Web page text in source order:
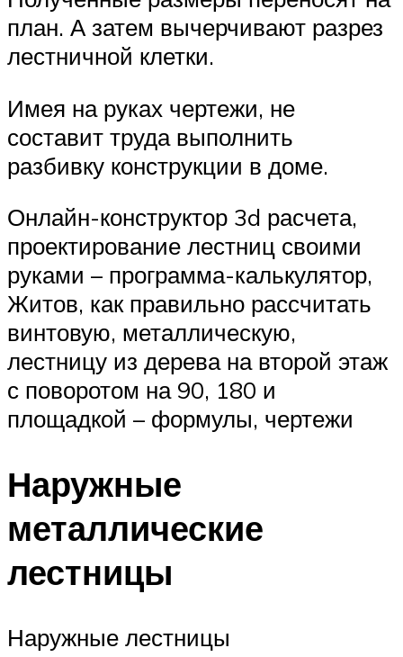
план. А затем вычерчивают разрез
лестничной клетки.
Имея на руках чертежи, не
составит труда выполнить
разбивку конструкции в доме.
Онлайн-конструктор 3d расчета,
проектирование лестниц своими
руками – программа-калькулятор,
Житов, как правильно рассчитать
винтовую, металлическую,
лестницу из дерева на второй этаж
с поворотом на 90, 180 и
площадкой – формулы, чертежи
Наружные
металлические
лестницы
Наружные лестницы